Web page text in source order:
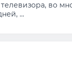
во
...